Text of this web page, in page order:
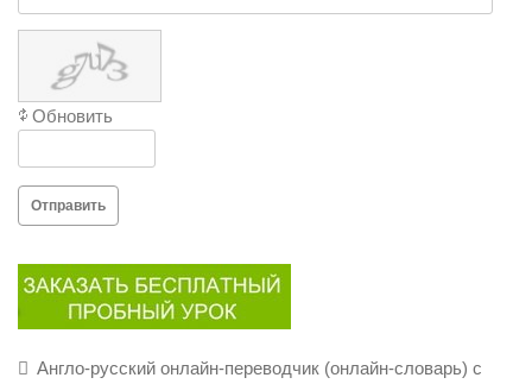
Обновить
Отправить
Англо-русский онлайн-переводчик (онлайн-словарь) с